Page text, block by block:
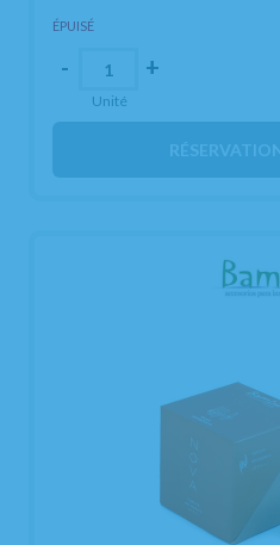
ÉPUISÉ
- +
Unité